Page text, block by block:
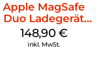
Apple MagSafe
Duo Ladegerät
Weiß
148,90 €
inkl. MwSt.